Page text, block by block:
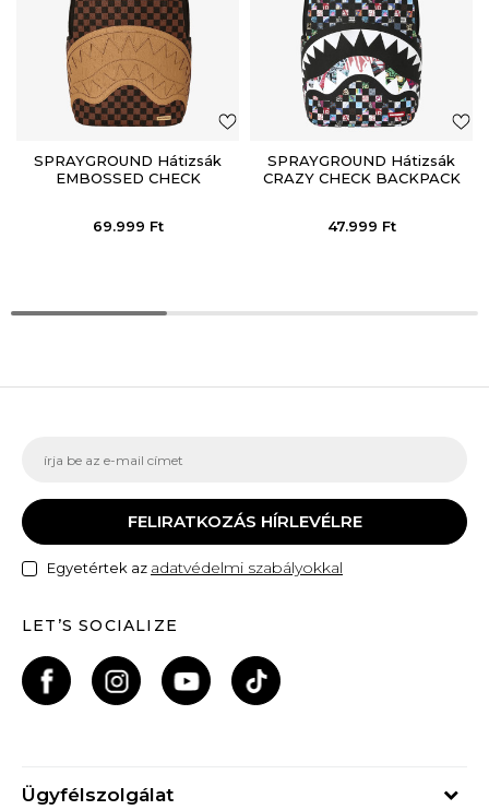
SPRAYGROUND Hátizsák
EMBOSSED CHECK
69.999 Ft
SPRAYGROUND Hátizsák
CRAZY CHECK BACKPACK
47.999 Ft
FELIRATKOZÁS HÍRLEVÉLRE
Egyetértek az adatvédelmi szabályokkal
LET’S SOCIALIZE
Ügyfélszolgálat